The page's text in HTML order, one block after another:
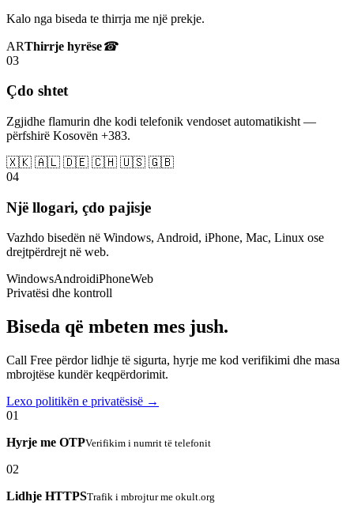
Kalo nga biseda te thirrja me një prekje.
ARThirrje hyrëse☎
03
Çdo shtet
Zgjidhe flamurin dhe kodi telefonik vendoset automatikisht —
përfshirë Kosovën +383.
🇽🇰 🇦🇱 🇩🇪 🇨🇭 🇺🇸 🇬🇧
04
Një llogari, çdo pajisje
Vazhdo bisedën në Windows, Android, iPhone, Mac, Linux ose
drejtpërdrejt në web.
WindowsAndroidiPhoneWeb
Privatësi dhe kontroll
Biseda që mbeten mes jush.
Call Free përdor lidhje të sigurta, hyrje me kod verifikimi dhe masa
mbrojtëse kundër keqpërdorimit.
Lexo politikën e privatësisë →
01
Hyrje me OTPVerifikim i numrit të telefonit
02
Lidhje HTTPSTrafik i mbrojtur me okult.org